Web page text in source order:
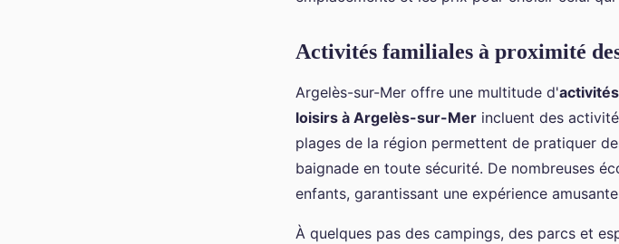
Activités familiales à proximité
Argelès-sur-Mer offre une multitude d'
loisirs à Argelès-sur-Mer incluent des
plages de la région permettent de pratiquer
baignade en toute sécurité. De nombreuses
enfants, garantissant une expérience
À quelques pas des campings, des parcs et